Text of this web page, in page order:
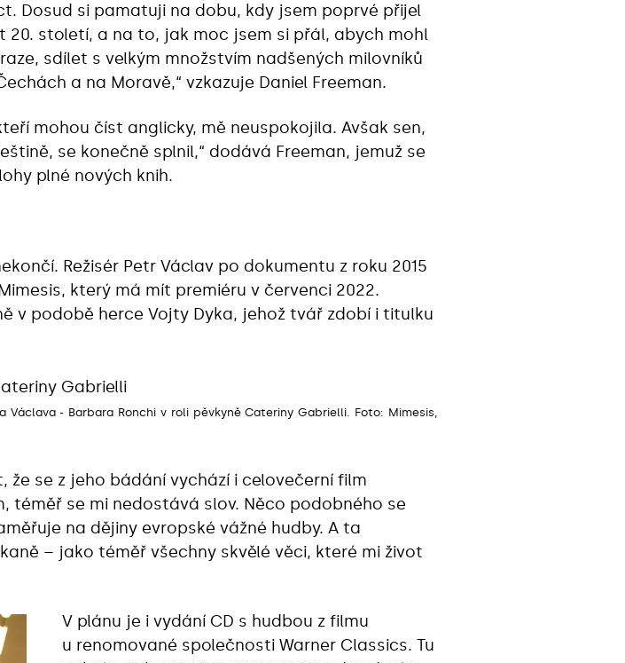
Dosud si pamatuji na dobu, kdy jsem poprvé přijel
století, a na to, jak moc jsem si přál, abych mohl
sdílet s velkým množstvím nadšených milovníků
a na Moravě,“ vzkazuje Daniel Freeman.
mohou číst anglicky, mě neuspokojila. Avšak sen,
se konečně splnil,“ dodává Freeman, jemuž se
plné nových knih.
Režisér Petr Václav po dokumentu z roku 2015
který má mít premiéru v červenci 2022.
v podobě herce Vojty Dyka, jehož tvář zdobí i titulku
Václava - Barbara Ronchi v roli pěvkyně Cateriny Gabrielli. Foto: Mimesis,
se z jeho bádání vychází i celovečerní film
téměř se mi nedostává slov. Něco podobného se
na dějiny evropské vážné hudby. A ta
– jako téměř všechny skvělé věci, které mi život
V plánu je i vydání CD s hudbou z filmu
u renomované společnosti Warner Classics. Tu